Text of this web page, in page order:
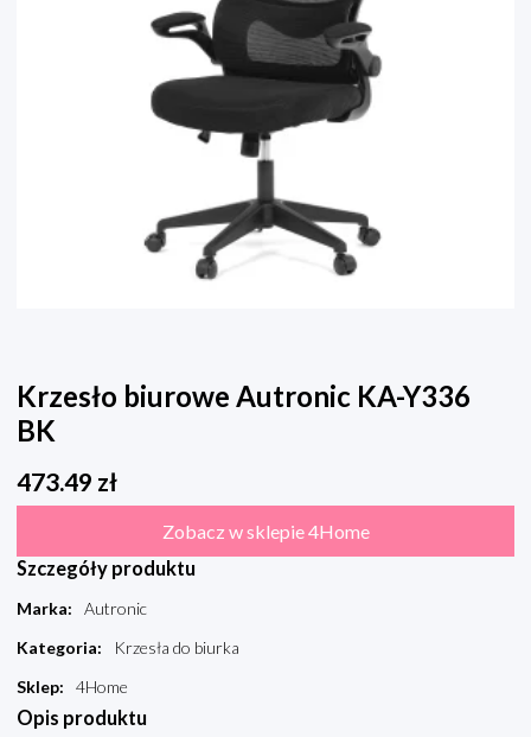
Krzesło biurowe Autronic KA-Y336
BK
473.49 zł
Zobacz w sklepie 4Home
Szczegóły produktu
Marka:
Autronic
Kategoria:
Krzesła do biurka
Sklep: 4Home
Opis produktu